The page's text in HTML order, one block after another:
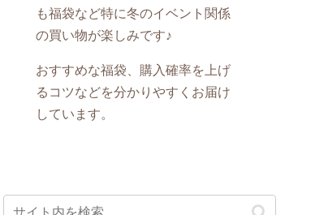
も福袋など特に冬のイベント関係
の買い物が楽しみです♪
おすすめな福袋、購入確率を上げ
るコツなどを分かりやすくお届け
しています。